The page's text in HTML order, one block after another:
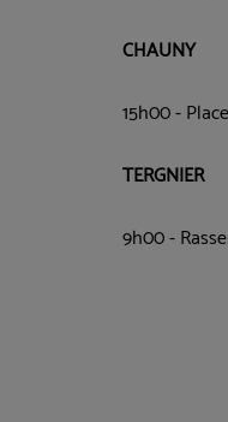
CHAUNY
15h00 -
TERGNIER
9h00 -